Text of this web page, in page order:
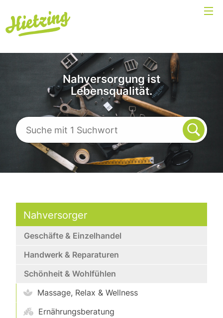
Nahversorgung ist
Lebensqualität.
Nahversorger
Geschäfte & Einzelhandel
Handwerk & Reparaturen
Schönheit & Wohlfühlen
Massage, Relax & Wellness
Ernährungsberatung